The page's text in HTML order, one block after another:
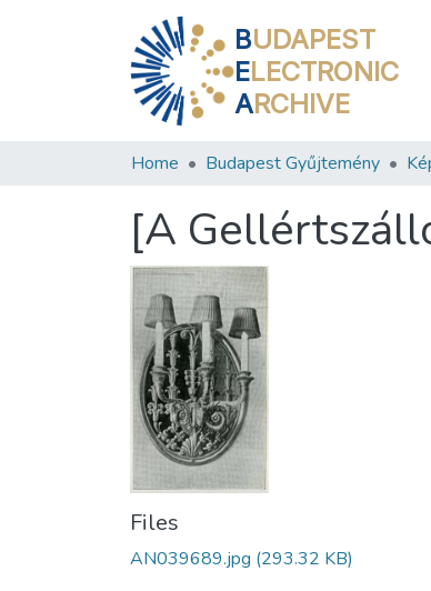
BUDAPEST
ELECTRONIC
ARCHIVE
Home Budapest Gyűjtemény
[A
Files
AN039689.jpg (293.32 KB)